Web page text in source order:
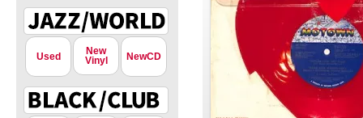
Used
New
Vinyl
NewCD